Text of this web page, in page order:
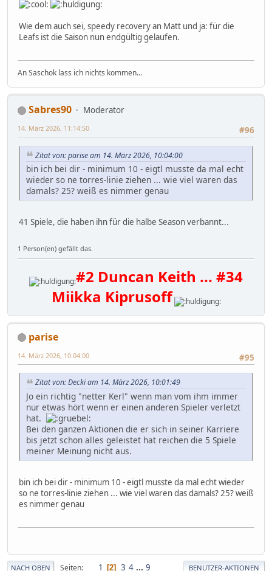
Wie dem auch sei, speedy recovery an Matt und ja: für die
Leafs ist die Saison nun endgültig gelaufen.
An Saschok lass ich nichts kommen...
Sabres90
Moderator
#96
14. März 2026, 11:14:50
Zitat von: parise am 14. März 2026, 10:04:00
bin ich bei dir - minimum 10 - eigtl musste da mal echt
wieder so ne torres-linie ziehen ... wie viel waren das
damals? 25? weiß es nimmer genau
41 Spiele, die haben ihn für die halbe Season verbannt...
1 Person(en) gefällt das.
#2 Duncan Keith ... #34
Miikka Kiprusoff
parise
#95
14. März 2026, 10:04:00
Zitat von: Decki am 14. März 2026, 10:01:49
Jo ein richtig "netter Kerl" wenn man vom ihm immer
nur etwas hört wenn er einen anderen Spieler verletzt
hat.
Bei den ganzen Aktionen die er sich in seiner Karriere
bis jetzt schon alles geleistet hat reichen die 5 Spiele
meiner Meinung nicht aus.
bin ich bei dir - minimum 10 - eigtl musste da mal echt wieder
so ne torres-linie ziehen ... wie viel waren das damals? 25? weiß
es nimmer genau
NACH OBEN Seiten 1 2 3 4 ... 9 BENUTZER-AKTIONEN